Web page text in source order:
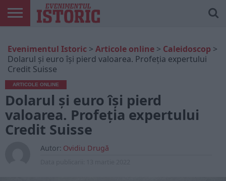
ONLINE
EDIȚII
TIPĂRITE
ISTORIC
PLAY
CONTUL
MEU
Evenimentul Istoric > Articole online > Caleidoscop >
Dolarul și euro își pierd valoarea. Profeția expertului
Credit Suisse
ARTICOLE ONLINE
Dolarul și euro își pierd
valoarea. Profeția expertului
Credit Suisse
Autor: Ovidiu Drugă